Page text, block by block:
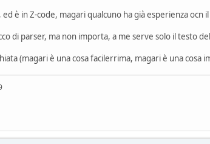
ed è in Z-code, magari qualcuno ha già esperienza ocn
di parser, ma non importa, a me serve solo il testo
(magari è una cosa facilerrima, magari è una